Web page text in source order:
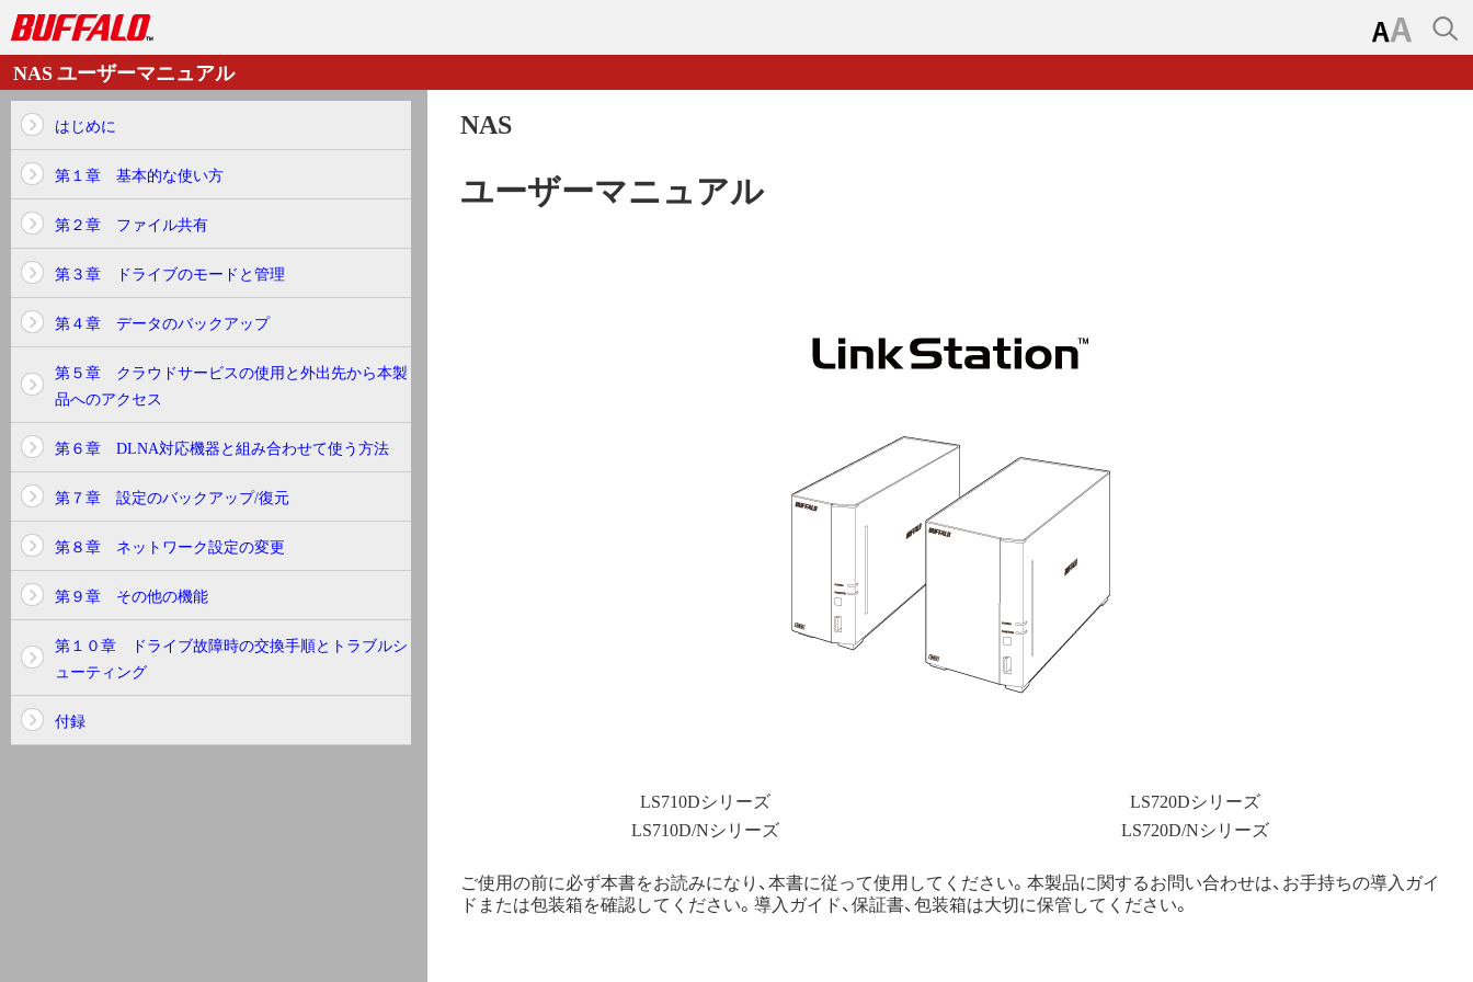
NAS ユーザーマニュアル
はじめに
第１章 基本的な使い方
第２章 ファイル共有
第３章 ドライブのモードと管理
第４章 データのバックアップ
第５章 クラウドサービスの使用と外出先から本製
品へのアクセス
第６章 DLNA対応機器と組み合わせて使う方法
第７章 設定のバックアップ/復元
第８章 ネットワーク設定の変更
第９章 その他の機能
第１０章 ドライブ故障時の交換手順とトラブルシ
ューティング
付録
NAS
ユーザーマニュアル
LS710Dシリーズ
LS720Dシリーズ
LS710D/Nシリーズ
LS720D/Nシリーズ
ご使用の前に必ず本書をお読みになり、本書に従って使用してください。本製品に関するお問い合わせは、お手持ちの導入ガイ
ドまたは包装箱を確認してください。導入ガイド、保証書、包装箱は大切に保管してください。